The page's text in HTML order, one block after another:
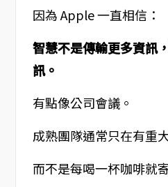
因為 Apple 一直相信：
智慧不是傳輸更多資訊
訊。
有點像公司會議。
成熟團隊通常只在有重
而不是每喝一杯咖啡就